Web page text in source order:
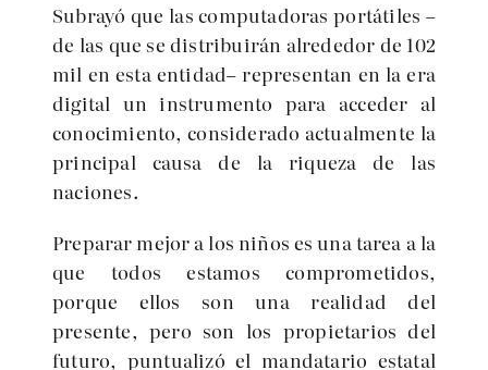
Subrayó que las computadoras portátiles –
de las que se distribuirán alrededor de 102
mil en esta entidad– representan en la era
digital un instrumento para acceder al
conocimiento, considerado actualmente la
principal causa de la riqueza de las
naciones.
Preparar mejor a los niños es una tarea a la
que todos estamos comprometidos,
porque ellos son una realidad del
presente, pero son los propietarios del
futuro, puntualizó el mandatario estatal